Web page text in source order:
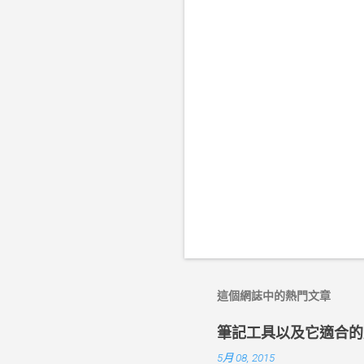
這個網誌中的熱門文章
筆記工具以及它適合
5月 08, 2015